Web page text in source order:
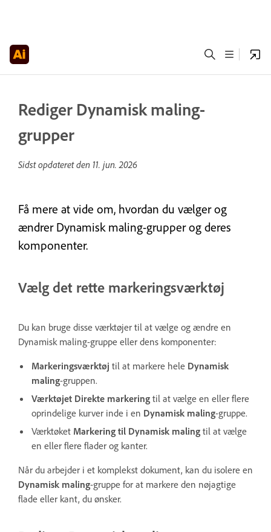
Rediger Dynamisk maling-
grupper
Sidst opdateret den 11. jun. 2026
Få mere at vide om, hvordan du vælger og
ændrer Dynamisk maling-grupper og deres
komponenter.
Vælg det rette markeringsværktøj
Du kan bruge disse værktøjer til at vælge og ændre en
Dynamisk maling-gruppe eller dens komponenter:
Markeringsværktøj til at markere hele Dynamisk
maling-gruppen.
Værktøjet Direkte markering til at vælge en eller flere
oprindelige kurver inde i en Dynamisk maling-gruppe.
Værktøket Markering til Dynamisk maling til at vælge
en eller flere flader og kanter.
Når du arbejder i et komplekst dokument, kan du isolere en
Dynamisk maling-gruppe for at markere den nøjagtige
flade eller kant, du ønsker.